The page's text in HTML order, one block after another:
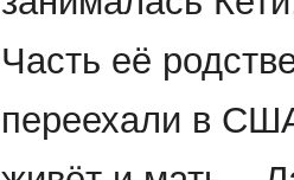
Часть её
переехали в